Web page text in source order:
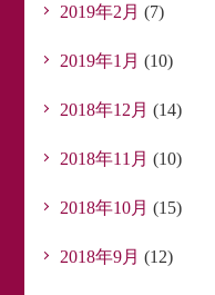
2019年2月 (7)
2019年1月 (10)
2018年12月 (14)
2018年11月 (10)
2018年10月 (15)
2018年9月 (12)